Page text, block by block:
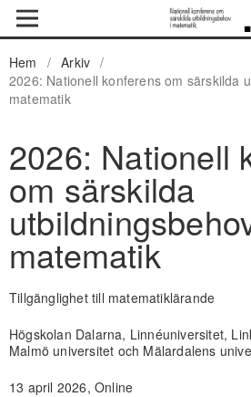
Hem / Arkiv /
2026: Nationell konferens om särskilda
matematik
2026: Nationell
om särskilda
matematik
Tillgänglighet till matematiklärande
Högskolan Dalarna, Linnéuniversitet,
Malmö universitet och Mälardalens
13 april 2026, Online